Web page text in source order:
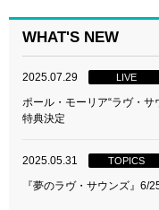
WHAT'S NEW
2025.07.29 LIVE
ポール・モーリア“ラヴ・
特典決定
2025.05.31 TOPICS
『夢のラヴ・サウンズ』6/